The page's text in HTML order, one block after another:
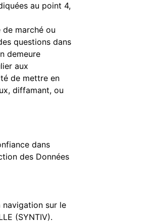
au point 4,
marché ou
questions dans
demeure
aux
de mettre en
diffamant, ou
dans
des Données
navigation sur le
(SYNTIV).